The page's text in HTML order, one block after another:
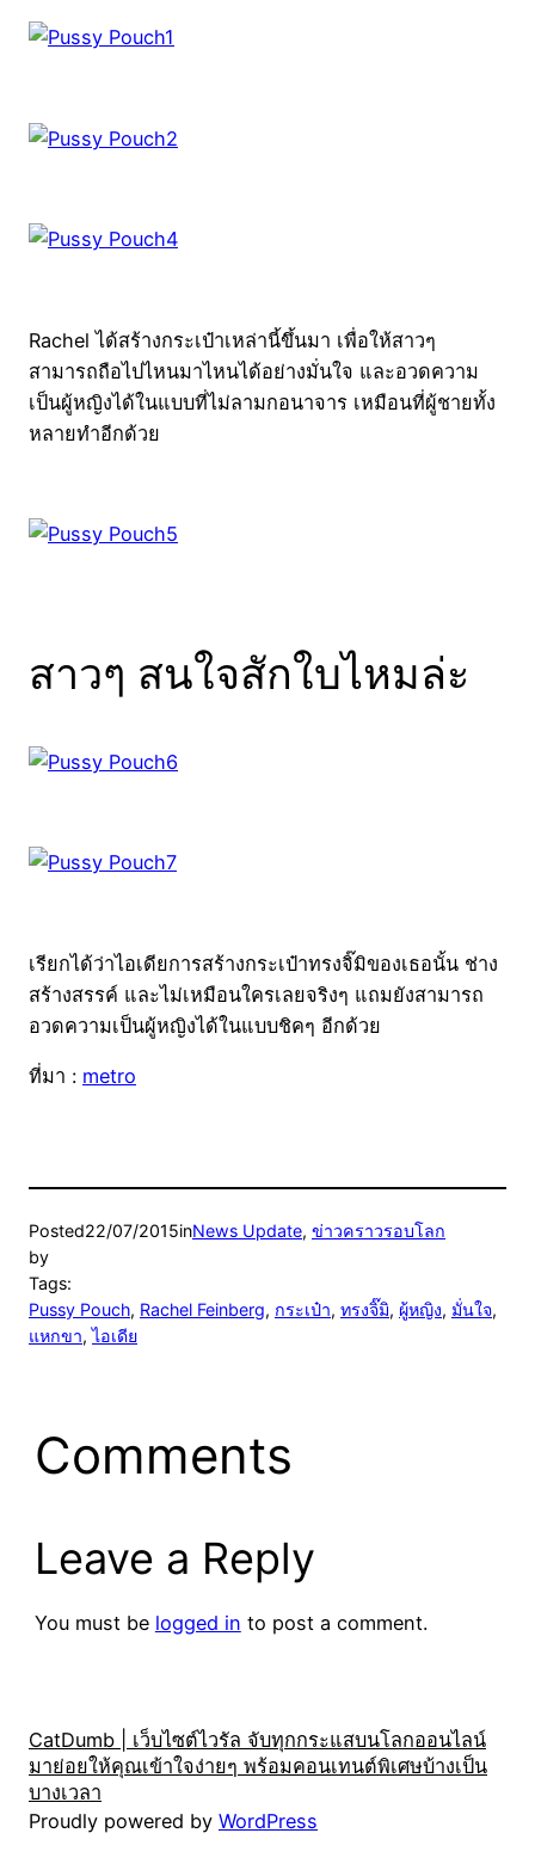
Rachel ได้สร้างกระเป๋าเหล่านี้ขึ้นมา เพื่อให้สาวๆ
สามารถถือไปไหนมาไหนได้อย่างมั่นใจ และอวดความ
เป็นผู้หญิงได้ในแบบที่ไม่ลามกอนาจาร เหมือนที่ผู้ชายทั้ง
หลายทำอีกด้วย
สาวๆ สนใจสักใบไหมล่ะ
เรียกได้ว่าไอเดียการสร้างกระเป๋าทรงจิ๊มิของเธอนั้น ช่าง
สร้างสรรค์ และไม่เหมือนใครเลยจริงๆ แถมยังสามารถ
อวดความเป็นผู้หญิงได้ในแบบชิคๆ อีกด้วย
ที่มา : metro
Posted22/07/2015inNews Update, ข่าวคราวรอบโลก
by
Tags:
Pussy Pouch, Rachel Feinberg, กระเป๋า, ทรงจิ๊มิ, ผู้หญิง, มั่นใจ
แหกขา, ไอเดีย
Comments
Leave a Reply
You must be logged in to post a comment.
CatDumb | เว็บไซต์ไวรัล จับทุกกระแสบนโลกออนไลน์
มาย่อยให้คุณเข้าใจง่ายๆ พร้อมคอนเทนต์พิเศษบ้างเป็น
บางเวลา
Proudly powered by WordPress